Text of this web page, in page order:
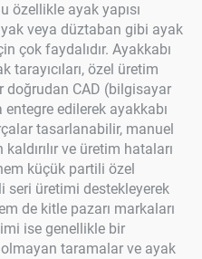
özellikle ayak yapısı
veya düztaban gibi ayak
çok faydalıdır. Ayakkabı
tarayıcıları, özel üretim
doğrudan CAD (bilgisayar
entegre edilerek ayakkabı
tasarlanabilir, manuel
ve üretim hataları
küçük partili özel
seri üretimi destekleyerek
de kitle pazarı markaları
ise genellikle bir
taramalar ve ayak